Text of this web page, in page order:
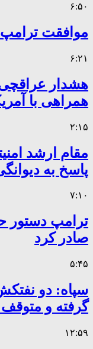
۶:۵۰
موافقت ترامپ
۶:۲۱
هشدار عراقچی
همراهی با
۲:۱۵
مقام ارشد
پاسخ به
۷:۱۰
ترامپ دستور
صادر کرد
۵:۴۵
سپاه: دو
گرفته و
۱۲:۵۹